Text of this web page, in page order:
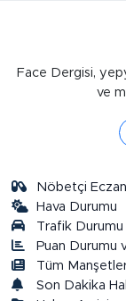
Face Dergisi,
ve
Nöbetçi
Hava Durumu
Trafik Durumu
Puan Durumu
Tüm
Son Dakika